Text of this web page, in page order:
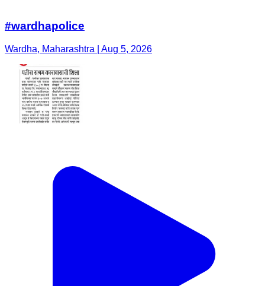
#wardhapolice
Wardha, Maharashtra | Aug 5, 2026